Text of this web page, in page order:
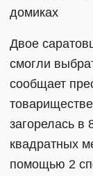
домиках
Двое
смогли
сообщает
загорелась в
квадратных
помощью 2